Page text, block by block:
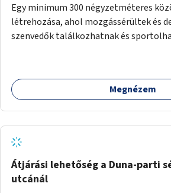
Egy minimum 300 négyzetméteres
létrehozása, ahol mozgássérültek és
szenvedők találkozhatnak és
tud játszani, fontos, hogy a téren
hangulatukban elkülönülő pontok,
Megnézem
Átjárási lehetőség a Duna-parti
utcánál